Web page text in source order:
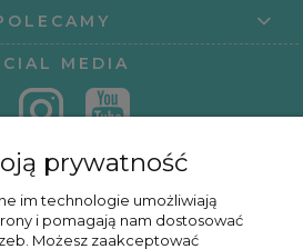
MEDIA
ONLINE
prywatność
im technologie umożliwiają
i pomagają nam dostosować
Możesz zaakceptować